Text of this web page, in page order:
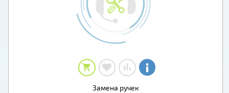
Замена ручек